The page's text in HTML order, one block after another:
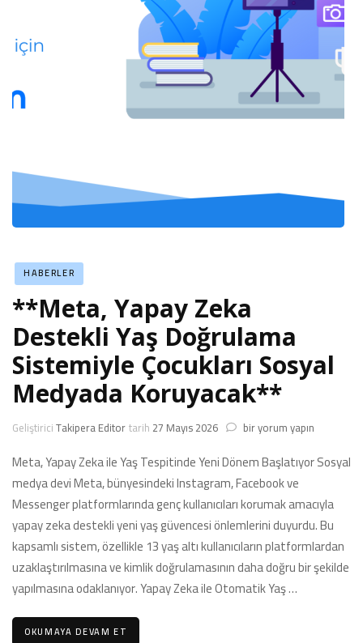
HABERLER
**Meta, Yapay Zeka
Destekli Yaş Doğrulama
Sistemiyle Çocukları Sosyal
Medyada Koruyacak**
GeliştiriciTakipera Editortarih 27 Mayıs 2026 **Meta,
Zeka
Destekli
Yaş
Doğrulama
Sistemiyle
Çocukları
Sosyal
Medyada
Koruyacak**
bir yorum yapın
Meta, Yapay Zeka ile Yaş Tespitinde Yeni Dönem Başlatıyor Sosyal
medya devi Meta, bünyesindeki Instagram, Facebook ve
Messenger platformlarında genç kullanıcıları korumak amacıyla
yapay zeka destekli yeni yaş güvencesi önlemlerini duyurdu. Bu
kapsamlı sistem, özellikle 13 yaş altı kullanıcıların platformlardan
uzaklaştırılmasına ve kimlik doğrulamasının daha doğru bir şekilde
yapılmasına odaklanıyor. Yapay Zeka ile Otomatik Yaş …
OKUMAYA DEVAM ET